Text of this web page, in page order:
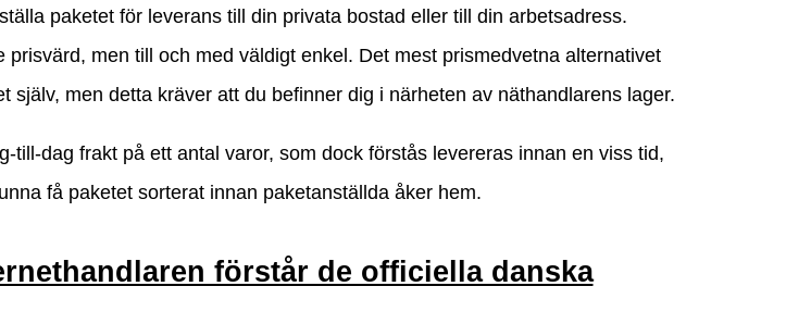
paketet för leverans till din privata bostad eller till din arbetsadress.
prisvärd, men till och med väldigt enkel. Det mest prismedvetna alternativet
själv, men detta kräver att du befinner dig i närheten av näthandlarens lager.
till-dag frakt på ett antal varor, som dock förstås levereras innan en viss tid,
få paketet sorterat innan paketanställda åker hem.
förstår de officiella danska